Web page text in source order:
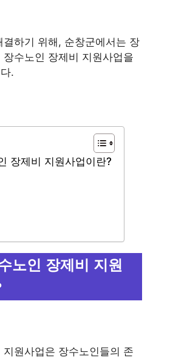
결하기 위해, 순창군에서는 장
수노인 장제비 지원사업을
.
장제비 지원사업이란?
노인 장제비 지원
원사업은 장수노인들의 존